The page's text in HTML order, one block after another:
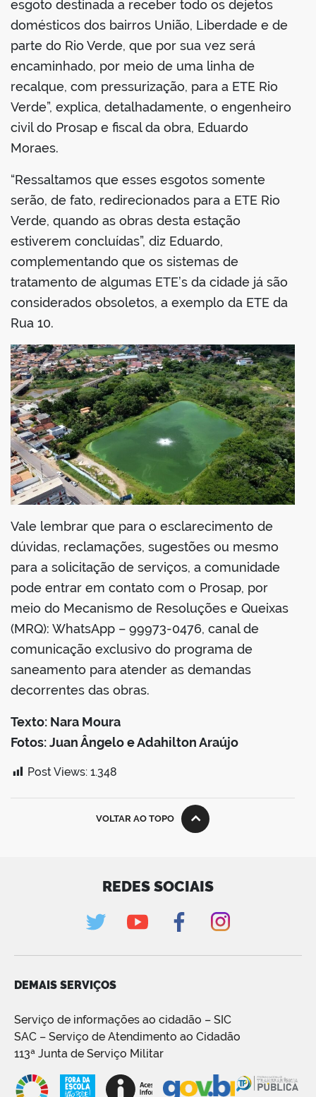
esgoto destinada a receber todo os dejetos
domésticos dos bairros União, Liberdade e de
parte do Rio Verde, que por sua vez será
encaminhado, por meio de uma linha de
recalque, com pressurização, para a ETE Rio
Verde”, explica, detalhadamente, o engenheiro
civil do Prosap e fiscal da obra, Eduardo
Moraes.
“Ressaltamos que esses esgotos somente
serão, de fato, redirecionados para a ETE Rio
Verde, quando as obras desta estação
estiverem concluídas”, diz Eduardo,
complementando que os sistemas de
tratamento de algumas ETE’s da cidade já são
considerados obsoletos, a exemplo da ETE da
Rua 10.
Vale lembrar que para o esclarecimento de
dúvidas, reclamações, sugestões ou mesmo
para a solicitação de serviços, a comunidade
pode entrar em contato com o Prosap, por
meio do Mecanismo de Resoluções e Queixas
(MRQ): WhatsApp – 99973-0476, canal de
comunicação exclusivo do programa de
saneamento para atender as demandas
decorrentes das obras.
Texto: Nara Moura
Fotos: Juan Ângelo e Adahilton Araújo
Post Views: 1.348
VOLTAR AO TOPO
REDES SOCIAIS
DEMAIS SERVIÇOS
Serviço de informações ao cidadão – SIC
SAC – Serviço de Atendimento ao Cidadão
113ª Junta de Serviço Militar